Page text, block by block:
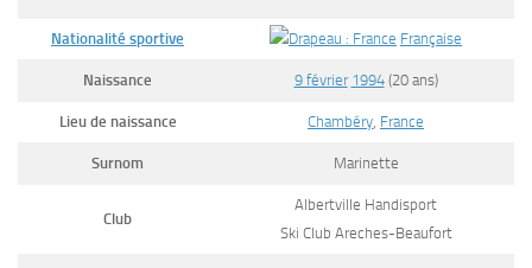
Nationalité sportive Française
Naissance 9 février 1994(20 ans)
Lieu de naissance Chambéry, France
Surnom Marinette
Club
Albertville Handisport
Ski Club Areches-Beaufort